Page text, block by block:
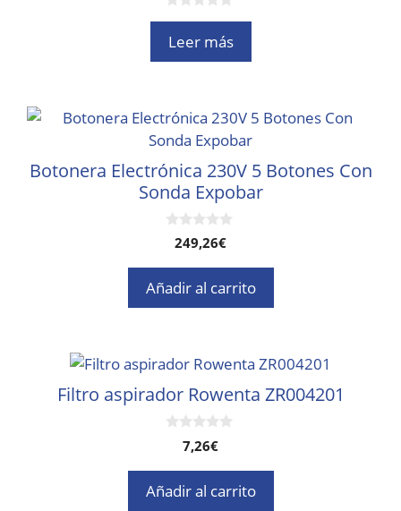
0
e
Leer más
Botonera Electrónica 230V 5 Botones Con
Sonda Expobar
249,26€
Añadir al carrito
Filtro aspirador Rowenta ZR004201
7,26€
Añadir al carrito